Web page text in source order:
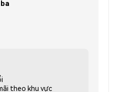
theo khu vực